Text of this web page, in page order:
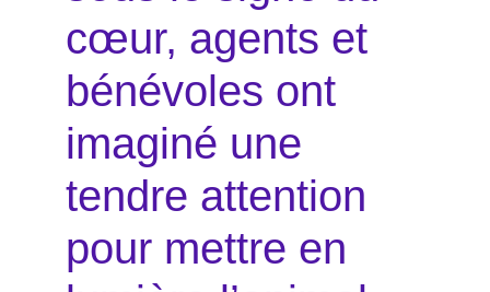
cœur, agents et
bénévoles ont
imaginé une
tendre attention
pour mettre en